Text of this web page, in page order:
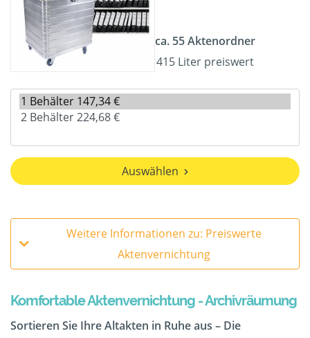
ca. 55 Aktenordner
415 Liter preiswert
Auswählen
Weitere Informationen zu: Preiswerte
Aktenvernichtung
Komfortable Aktenvernichtung - Archivräumung
Sortieren Sie Ihre Altakten in Ruhe aus – Die